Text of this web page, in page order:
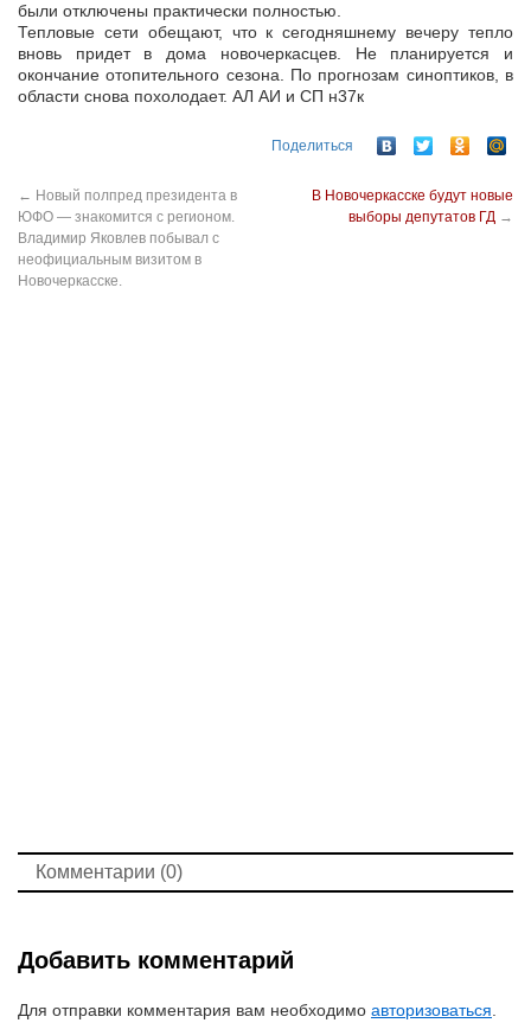
были отключены практически полностью.
Тепловые сети обещают, что к сегодняшнему вечеру тепло
вновь придет в дома новочеркасцев. Не планируется и
окончание отопительного сезона. По прогнозам синоптиков, в
области снова похолодает. АЛ АИ и СП н37к
Поделиться
← Новый полпред президента в
ЮФО — знакомится с регионом.
Владимир Яковлев побывал с
неофициальным визитом в
Новочеркасске.
В Новочеркасске будут новые
выборы депутатов ГД →
Комментарии (0)
Добавить комментарий
Для отправки комментария вам необходимо авторизоваться.